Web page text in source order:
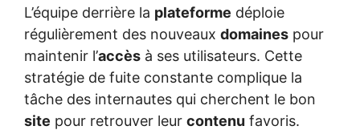
L’équipe derrière la plateforme déploie
régulièrement des nouveaux domaines pour
maintenir l’accès à ses utilisateurs. Cette
stratégie de fuite constante complique la
tâche des internautes qui cherchent le bon
site pour retrouver leur contenu favoris.